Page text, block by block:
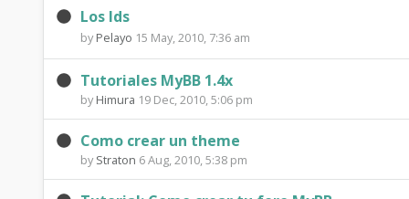
u
m
A
t
Los Ids
byPelayo 15 May, 2010, 7:36 am
Tutoriales MyBB 1.4x
byHimura 19 Dec, 2010, 5:06 pm
Como crear un theme
byStraton 6 Aug, 2010, 5:38 pm